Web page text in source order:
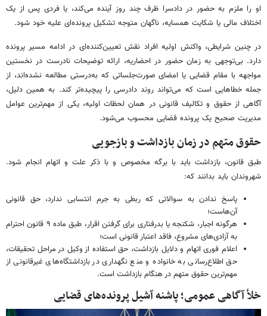
او را ملزم به حضور در دادسرا ظرف چند روز آینده می‌کند، یا فردی پس از یک
اختلاف مالی یا شکایت همسایه، ناگهان متوجه تشکیل پرونده‌ای علیه خود شود.
در چنین شرایطی، واکنش اولیه افراد نقش تعیین‌کننده‌ای در ادامه مسیر پرونده
دارد. بی‌توجهی به زمان حضور در احضاریه، ارائه توضیحات نادرست در نخستین
مواجهه با مقام قضایی یا امضای صورت‌جلساتی که به‌درستی مطالعه نشده‌اند، از
جمله خطاهایی است که می‌تواند روند دادرسی را پیچیده‌تر کند. به همین دلیل،
آگاهی از حقوق و تکالیف قانونی در همان لحظات اولیه، یکی از مهم‌ترین عوامل
مدیریت صحیح یک پرونده قضایی محسوب می‌شود.
حقوق متهم در زمان بازداشت و بازجویی
طبق قانون، بازداشت باید با برگه مخصوص و با ذکر علت و اتهام انجام شود.
شهروندان باید بدانند که:
پاسخ ندادن به سوالاتی که ربطی به جرم انتسابی ندارد، حق قانونی
آن‌هاست؛
هرگونه اجبار، شکنجه یا بدرفتاری برای گرفتن اقرار، طبق ماده ۹ قانون احترام
به آزادی‌های مشروع، فاقد اعتبار قانونی است؛
اعلام فوری اتهام و دلایل بازداشت، حق استفاده از وکیل در مراحل تحقیقات،
حق اطلاع‌رسانی به خانواده و منع نگهداری در بازداشتگاه‌های غیرقانونی از
مهم‌ترین حقوق متهم در هنگام بازداشت است.
خلأ آگاهی عمومی؛ پاشنه آشیل پرونده‌های قضایی